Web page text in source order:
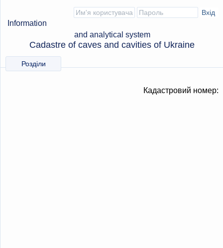
Information
and analytical system
Cadastre of caves and cavities of Ukraine
Розділи
Кадастровий номер: